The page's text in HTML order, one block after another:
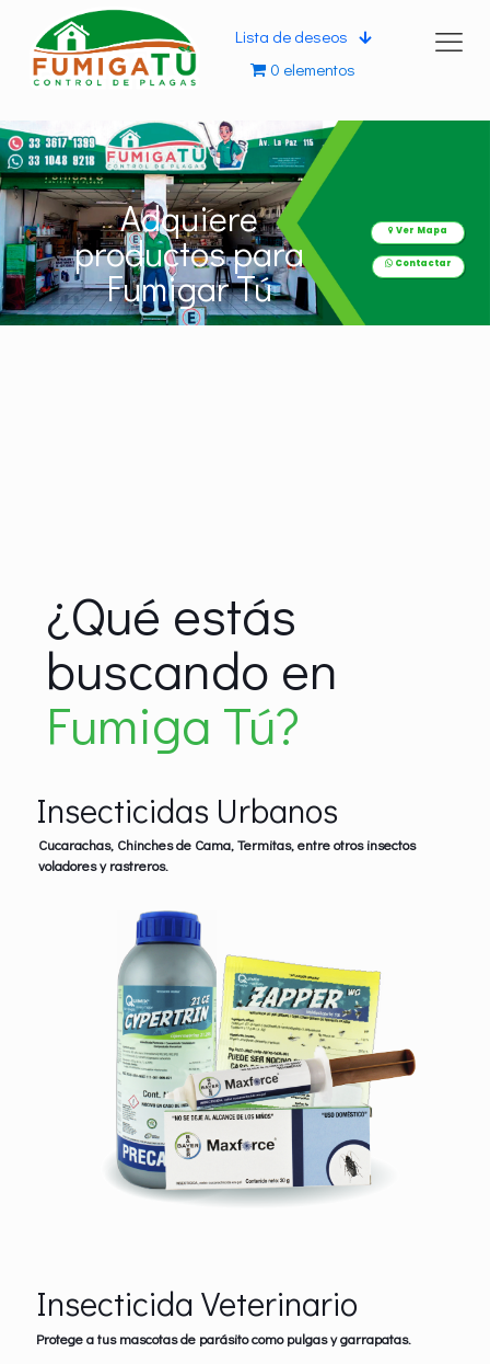
Lista de deseos
0 elementos
Adquiere
productos para
Fumigar Tú
Contactar
Ver Mapa
¿Qué estás
buscando en
Fumiga Tú?
Insecticidas Urbanos
Cucarachas, Chinches de Cama, Termitas, entre otros insectos
voladores y rastreros.
Insecticida Veterinario
Protege a tus mascotas de parásito como pulgas y garrapatas.